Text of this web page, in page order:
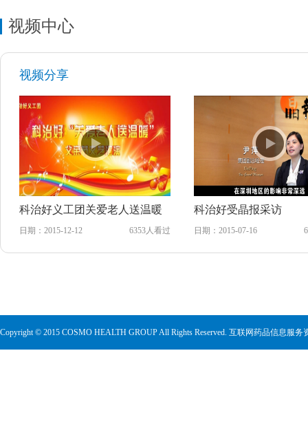
视频中心
视频分享
科治好义工团关爱老人送温暖
日期：2015-12-12 6353人看过
科治好受晶报采访
日期：2015-07-16
Copyright © 2015 COSMO HEALTH GROUP All Rights Reserved. 互联网药品信息服